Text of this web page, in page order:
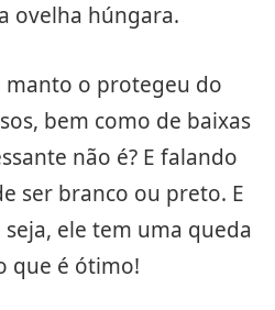
ovelha húngara.
manto o protegeu do
bem como de baixas
não é? E falando
ser branco ou preto. E
ele tem uma queda
que é ótimo!